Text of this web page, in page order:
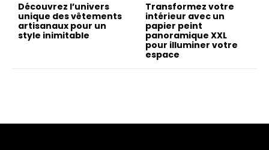
Découvrez l’univers
unique des vêtements
artisanaux pour un
style inimitable
Transformez votre
intérieur avec un
papier peint
panoramique XXL
pour illuminer votre
espace